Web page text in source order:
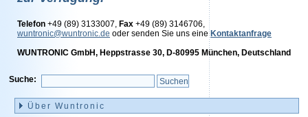
Telefon +49 (89) 3133007, Fax +49 (89) 3146706,
wuntronic@wuntronic.de oder senden Sie uns eine Kontaktanfrage
WUNTRONIC GmbH, Heppstrasse 30, D-80995 München, Deutschland
Suche:
überspringen
Über Wuntronic